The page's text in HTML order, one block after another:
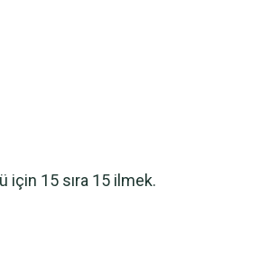
için 15 sıra 15 ilmek.